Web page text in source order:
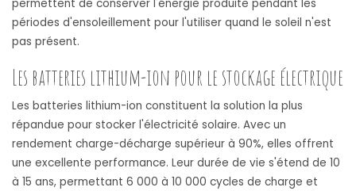
permettent de conserver l'énergie produite pendant les
périodes d'ensoleillement pour l'utiliser quand le soleil n'est
pas présent.
Les batteries lithium-ion pour le stockage électrique
Les batteries lithium-ion constituent la solution la plus
répandue pour stocker l'électricité solaire. Avec un
rendement charge-décharge supérieur à 90%, elles offrent
une excellente performance. Leur durée de vie s'étend de 10
à 15 ans, permettant 6 000 à 10 000 cycles de charge et